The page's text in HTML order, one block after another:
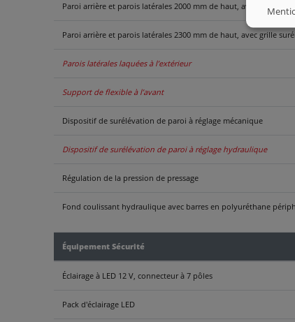
Paroi arrière et parois latérales 2000 mm de haut, avec grille
Paroi arrière et parois latérales 2300 mm de haut, avec grille
Parois latérales laquées à l’extérieur
Support de flexible à l’avant
Dispositif de surélévation de paroi à réglage mécanique
Dispositif de surélévation de paroi à réglage hydraulique
Régulation de la pression de pressage
Fond coulissant hydraulique avec barres en polyuréthane
Équipement Sécurité
Éclairage à LED 12 V, connecteur à 7 pôles
Pack d'éclairage LED